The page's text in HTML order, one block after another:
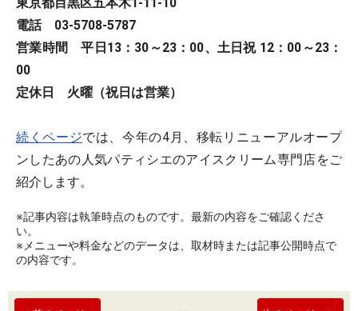
電話 03-5708-5787
営業時間 平日13：30～23：00、土日祝 12：00～23：
00
定休日 火曜（祝日は営業）
続くページでは、今年の4月、移転リニューアルオープ
ンしたあの人気パティシエのアイスクリーム専門店をご
紹介します。
※記事内容は執筆時点のものです。最新の内容をご確認くださ
い。
※メニューや料金などのデータは、取材時または記事公開時点で
の内容です。